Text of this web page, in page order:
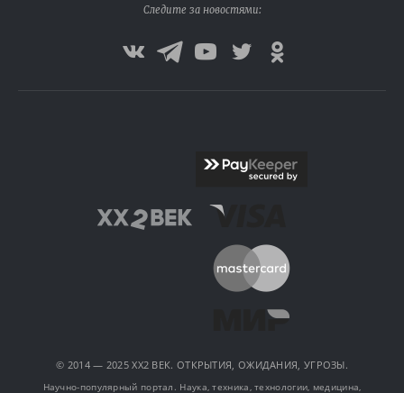
Следите за новостями:
© 2014 — 2025 XX2 ВЕК. ОТКРЫТИЯ, ОЖИДАНИЯ, УГРОЗЫ.
Научно-популярный портал. Наука, техника, технологии, медицина,